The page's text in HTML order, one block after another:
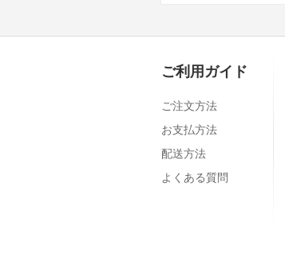
ご利用ガイド
ご注文方法
お支払方法
配送方法
よくある質問